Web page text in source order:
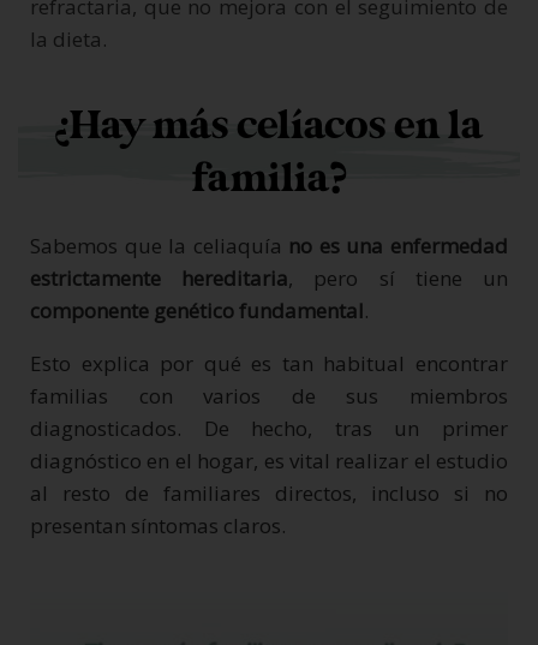
refractaria, que no mejora con el seguimiento de
la dieta.
¿Hay más celíacos en la
familia?
Sabemos que la celiaquía no es una enfermedad
estrictamente hereditaria, pero sí tiene un
componente genético fundamental.
Esto explica por qué es tan habitual encontrar
familias con varios de sus miembros
diagnosticados. De hecho, tras un primer
diagnóstico en el hogar, es vital realizar el estudio
al resto de familiares directos, incluso si no
presentan síntomas claros.